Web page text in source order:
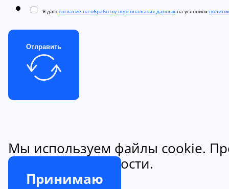
Я даю согласие на обработку персональных данных на условиях
Отправить
Мы используем файлы cookie.
конфиденциальности.
Принимаю